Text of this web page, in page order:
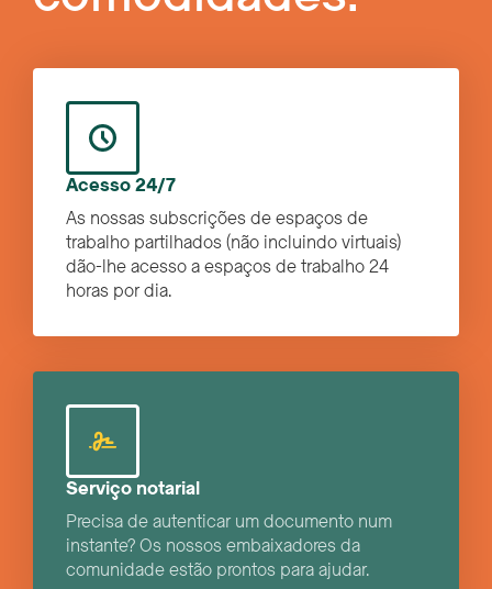
Acesso 24/7
As nossas subscrições de espaços de
trabalho partilhados (não incluindo virtuais)
dão-lhe acesso a espaços de trabalho 24
horas por dia.
Serviço notarial
Precisa de autenticar um documento num
instante? Os nossos embaixadores da
comunidade estão prontos para ajudar.